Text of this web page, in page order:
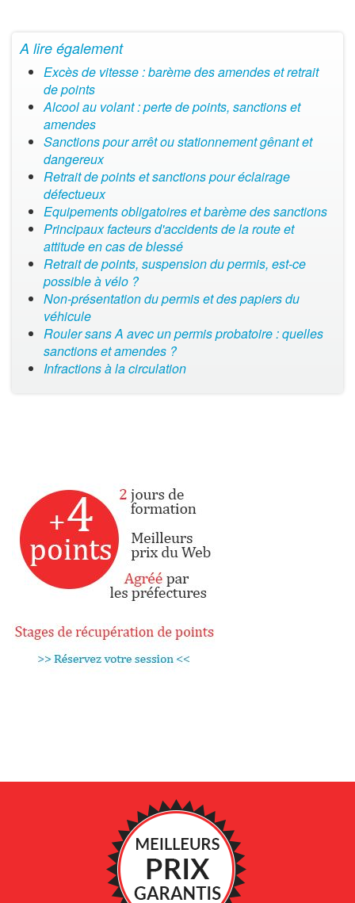
A lire également
Excès de vitesse : barème des amendes et retrait
de points
Alcool au volant : perte de points, sanctions et
amendes
Sanctions pour arrêt ou stationnement gênant et
dangereux
Retrait de points et sanctions pour éclairage
défectueux
Equipements obligatoires et barème des sanctions
Principaux facteurs d'accidents de la route et
attitude en cas de blessé
Retrait de points, suspension du permis, est-ce
possible à vélo ?
Non-présentation du permis et des papiers du
véhicule
Rouler sans A avec un permis probatoire : quelles
sanctions et amendes ?
Infractions à la circulation